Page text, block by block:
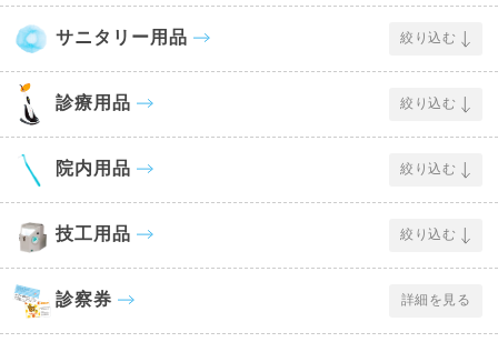
サニタリー用品 絞り込む
診療用品 絞り込む
院内用品 絞り込む
技工用品 絞り込む
診察券 詳細を見る